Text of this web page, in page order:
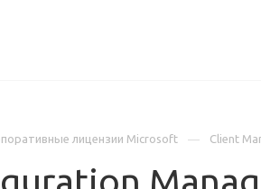
лицензии Microsoft Client